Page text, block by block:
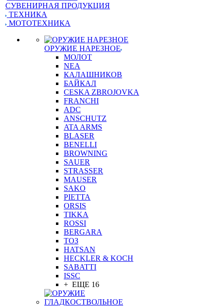
СУВЕНИРНАЯ ПРОДУКЦИЯ
ТЕХНИКА
МОТОТЕХНИКА
ОРУЖИЕ НАРЕЗНОЕ
МОЛОТ
NEA
КАЛАШНИКОВ
БАЙКАЛ
CESKA ZBROJOVKA
FRANCHI
ADC
ANSCHUTZ
ATA ARMS
BLASER
BENELLI
BROWNING
SAUER
STRASSER
MAUSER
SAKO
PIETTA
ORSIS
TIKKA
ROSSI
BERGARA
ТОЗ
HATSAN
HECKLER & KOCH
SABATTI
ISSC
+ ЕЩЕ 16